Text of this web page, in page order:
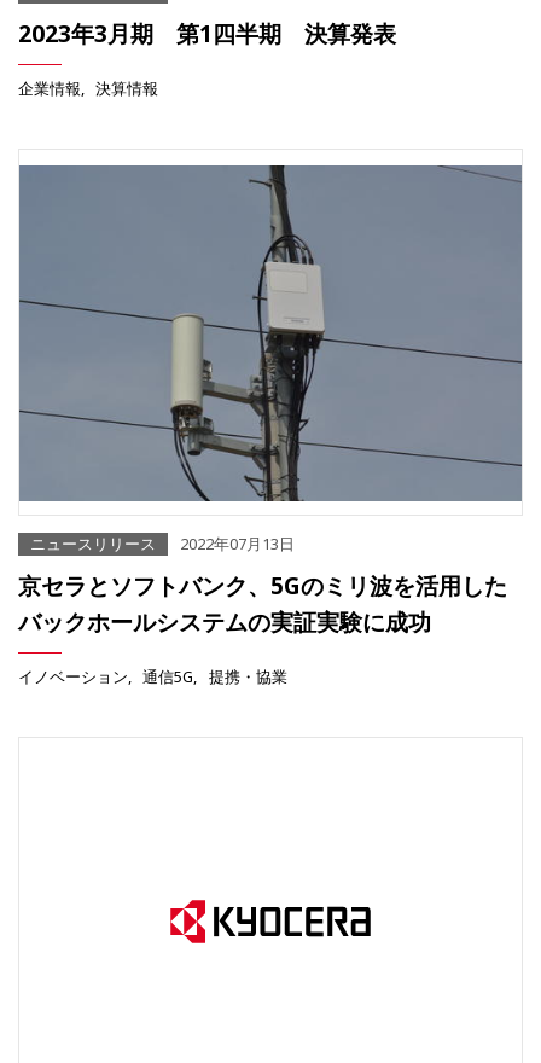
2023年3月期 第1四半期 決算発表
企業情報 決算情報
ニュースリリース 2022年07月13日
京セラとソフトバンク、5Gのミリ波を活用した
バックホールシステムの実証実験に成功
イノベーション 通信5G 提携・協業